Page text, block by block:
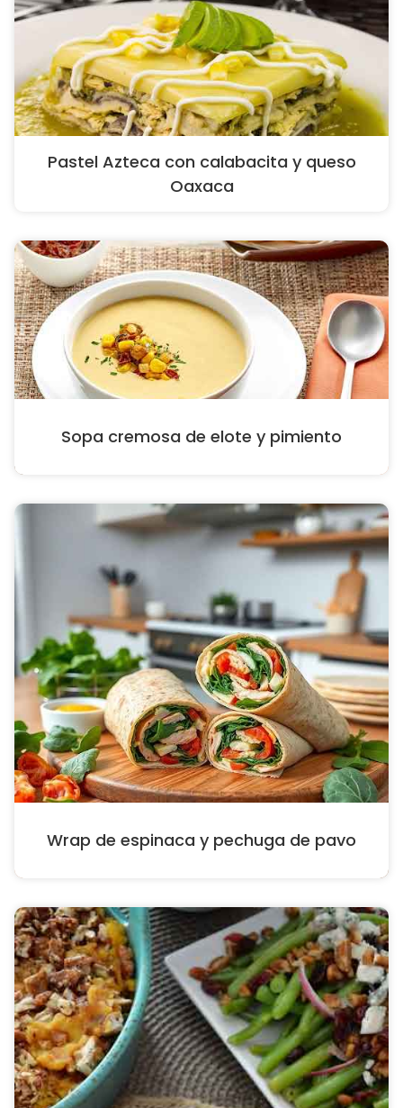
Pastel Azteca con calabacita y queso
Oaxaca
Sopa cremosa de elote y pimiento
Wrap de espinaca y pechuga de pavo